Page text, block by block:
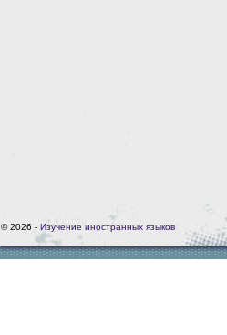
© 2026 - Изучение иностранных языков